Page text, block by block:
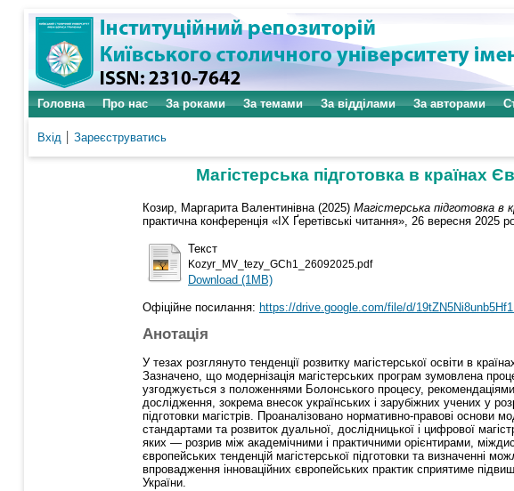
Головна Про нас За роками За темами За відділами За авторами
Вхід Зареєструватись
Магістерська підготовка в країнах
Козир, Маргарита Валентинівна (2025) Магістерська підготовка в
практична конференція «ІХ Ґеретівські читання», 26 вересня 2025
Текст
Kozyr_MV_tezy_GCh1_26092025.pdf
Download (1MB)
Офіційне посилання: https://drive.google.com/file/d/
Анотація
У тезах розглянуто тенденції розвитку магістерської освіти в
Зазначено, що модернізація магістерських програм зумовлена
узгоджується з положеннями Болонського процесу,
дослідження, зокрема внесок українських і зарубіжних учених у
підготовки магістрів. Проаналізовано нормативно-правові основи
стандартами та розвиток дуальної, дослідницької і цифрової
яких — розрив між академічними і практичними орієнтирами,
європейських тенденцій магістерської підготовки та визначенні
впровадження інноваційних європейських практик сприятиме
України.